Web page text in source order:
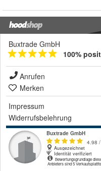
Buxtrade GmbH
100%
Anrufen
Merken
Impressum
Widerrufsbelehrung